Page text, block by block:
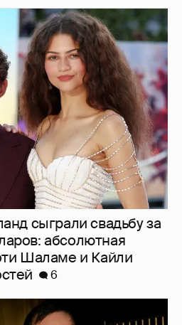
сыграли свадьбу за
абсолютная
Шаламе и Кайли